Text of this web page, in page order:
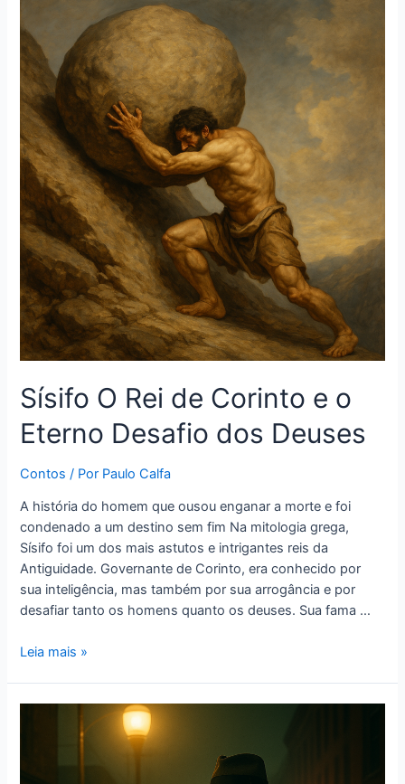
Sísifo O Rei de Corinto e o
Eterno Desafio dos Deuses
Contos / Por Paulo Calfa
A história do homem que ousou enganar a morte e foi
condenado a um destino sem fim Na mitologia grega,
Sísifo foi um dos mais astutos e intrigantes reis da
Antiguidade. Governante de Corinto, era conhecido por
sua inteligência, mas também por sua arrogância e por
desafiar tanto os homens quanto os deuses. Sua fama …
Leia mais »